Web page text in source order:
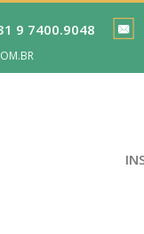
9 7400.9048